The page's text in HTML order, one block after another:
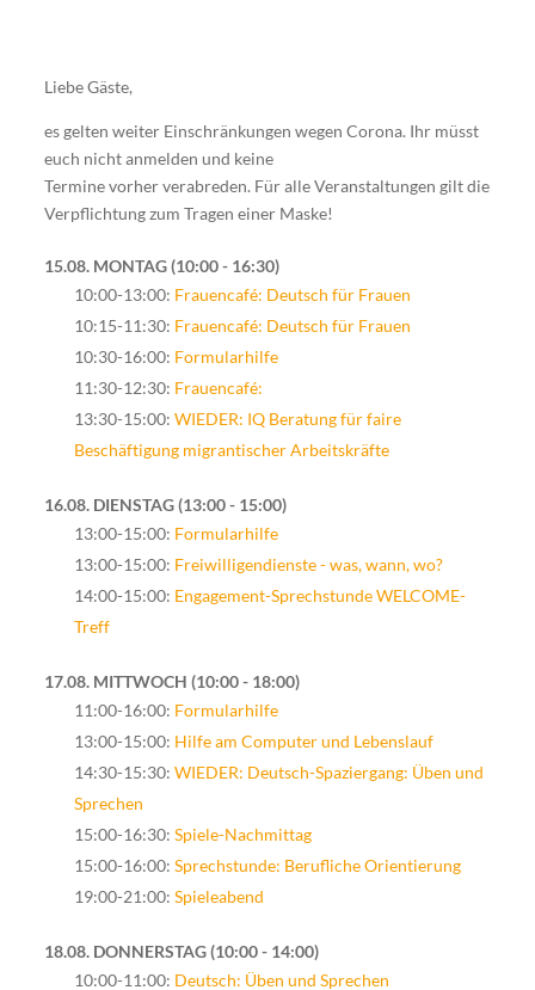
Liebe Gäste,
es gelten weiter Einschränkungen wegen Corona. Ihr müsst
euch nicht anmelden und keine
Termine vorher verabreden. Für alle Veranstaltungen gilt die
Verpflichtung zum Tragen einer Maske!
15.08. MONTAG 10:00 - 16:30
10:00-13:00: Frauencafé: Deutsch für Frauen
10:15-11:30: Frauencafé: Deutsch für Frauen
10:30-16:00: Formularhilfe
11:30-12:30: Frauencafé:
13:30-15:00: WIEDER: IQ Beratung für faire
Beschäftigung migrantischer Arbeitskräfte
16.08. DIENSTAG 13:00 - 15:00
13:00-15:00: Formularhilfe
13:00-15:00: Freiwilligendienste - was, wann, wo?
14:00-15:00: Engagement-Sprechstunde WELCOME-
Treff
17.08. MITTWOCH 10:00 - 18:00
11:00-16:00: Formularhilfe
13:00-15:00: Hilfe am Computer und Lebenslauf
14:30-15:30: WIEDER: Deutsch-Spaziergang: Üben und
Sprechen
15:00-16:30: Spiele-Nachmittag
15:00-16:00: Sprechstunde: Berufliche Orientierung
19:00-21:00: Spieleabend
18.08. DONNERSTAG 10:00 - 14:00
10:00-11:00: Deutsch: Üben und Sprechen